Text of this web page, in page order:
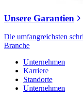
Unsere Garantien
Die umfangreichsten
Branche
Unternehmen
Karriere
Standorte
Unternehmen